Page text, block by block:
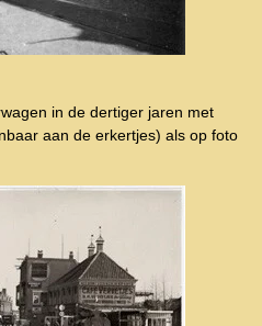
in de dertiger jaren met
aan de erkertjes) als op foto